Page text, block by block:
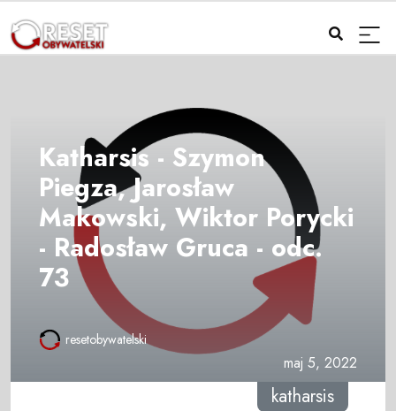
Katharsis - Szymon
Piegza, Jarosław
Makowski, Wiktor Porycki
- Radosław Gruca - odc.
73
resetobywatelski
maj 5, 2022
katharsis